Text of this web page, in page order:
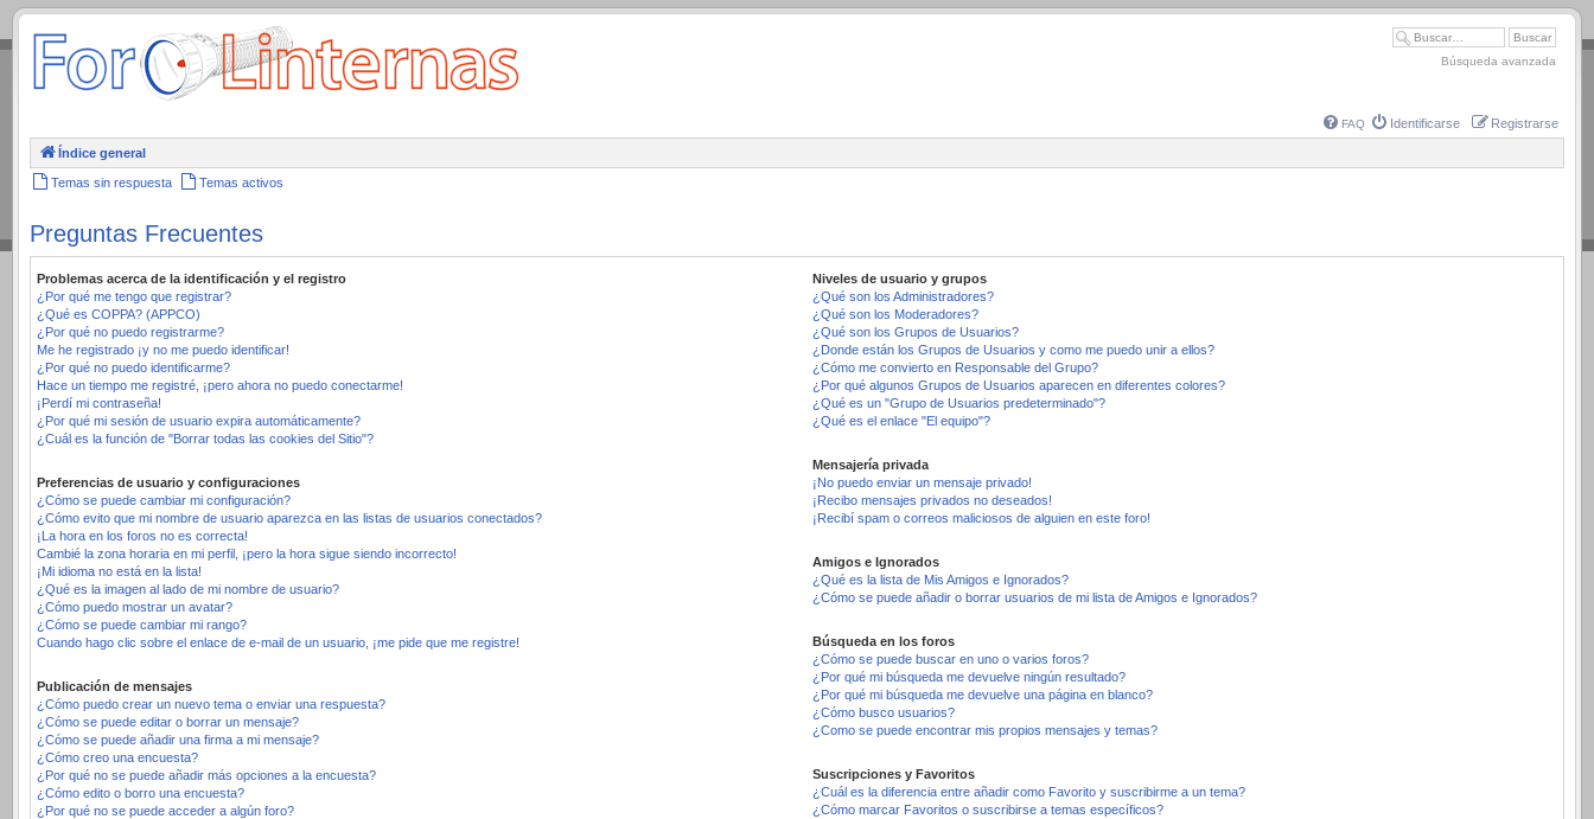
.
Búsqueda avanzada
FAQ Identificarse Registrarse
Índice general
Temas sin respuesta Temas activos
Preguntas Frecuentes
Problemas acerca de la identificación y el registro
¿Por qué me tengo que registrar?
¿Qué es COPPA? (APPCO)
¿Por qué no puedo registrarme?
Me he registrado ¡y no me puedo identificar!
¿Por qué no puedo identificarme?
Hace un tiempo me registré, ¡pero ahora no puedo conectarme!
¡Perdí mi contraseña!
¿Por qué mi sesión de usuario expira automáticamente?
¿Cuál es la función de "Borrar todas las cookies del Sitio"?
Preferencias de usuario y configuraciones
¿Cómo se puede cambiar mi configuración?
¿Cómo evito que mi nombre de usuario aparezca en las listas de usuarios conectados?
¡La hora en los foros no es correcta!
Cambié la zona horaria en mi perfil, ¡pero la hora sigue siendo incorrecto!
¡Mi idioma no está en la lista!
¿Qué es la imagen al lado de mi nombre de usuario?
¿Cómo puedo mostrar un avatar?
¿Cómo se puede cambiar mi rango?
Cuando hago clic sobre el enlace de e-mail de un usuario, ¡me pide que me registre!
Publicación de mensajes
¿Cómo puedo crear un nuevo tema o enviar una respuesta?
¿Cómo se puede editar o borrar un mensaje?
¿Cómo se puede añadir una firma a mi mensaje?
¿Cómo creo una encuesta?
¿Por qué no se puede añadir más opciones a la encuesta?
¿Cómo edito o borro una encuesta?
¿Por qué no se puede acceder a algún foro?
Niveles de usuario y grupos
¿Qué son los Administradores?
¿Qué son los Moderadores?
¿Qué son los Grupos de Usuarios?
¿Donde están los Grupos de Usuarios y como me puedo unir a ellos?
¿Cómo me convierto en Responsable del Grupo?
¿Por qué algunos Grupos de Usuarios aparecen en diferentes colores?
¿Qué es un "Grupo de Usuarios predeterminado"?
¿Qué es el enlace "El equipo"?
Mensajería privada
¡No puedo enviar un mensaje privado!
¡Recibo mensajes privados no deseados!
¡Recibí spam o correos maliciosos de alguien en este foro!
Amigos e Ignorados
¿Qué es la lista de Mis Amigos e Ignorados?
¿Cómo se puede añadir o borrar usuarios de mi lista de Amigos e Ignorados?
Búsqueda en los foros
¿Cómo se puede buscar en uno o varios foros?
¿Por qué mi búsqueda me devuelve ningún resultado?
¿Por qué mi búsqueda me devuelve una página en blanco?
¿Cómo busco usuarios?
¿Como se puede encontrar mis propios mensajes y temas?
Suscripciones y Favoritos
¿Cuál es la diferencia entre añadir como Favorito y suscribirme a un tema?
¿Cómo marcar Favoritos o suscribirse a temas específicos?